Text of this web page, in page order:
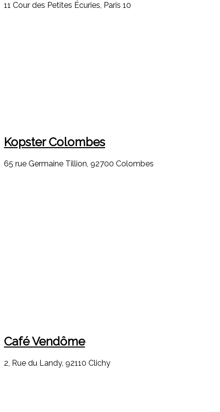
11 Cour des Petites Écuries, Paris 10
Kopster Colombes
65 rue Germaine Tillion, 92700 Colombes
Café Vendôme
2, Rue du Landy, 92110 Clichy